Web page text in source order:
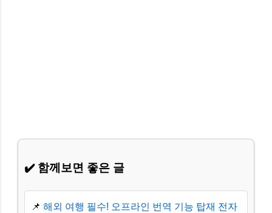
✔️ 함께보면 좋은 글
📌 해외 여행 필수! 오프라인 번역 기능 탑재 전자